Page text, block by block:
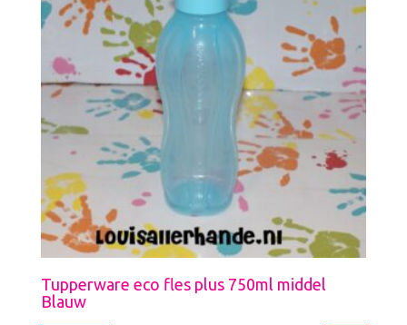
Tupperware eco fles plus 750ml middel
Blauw